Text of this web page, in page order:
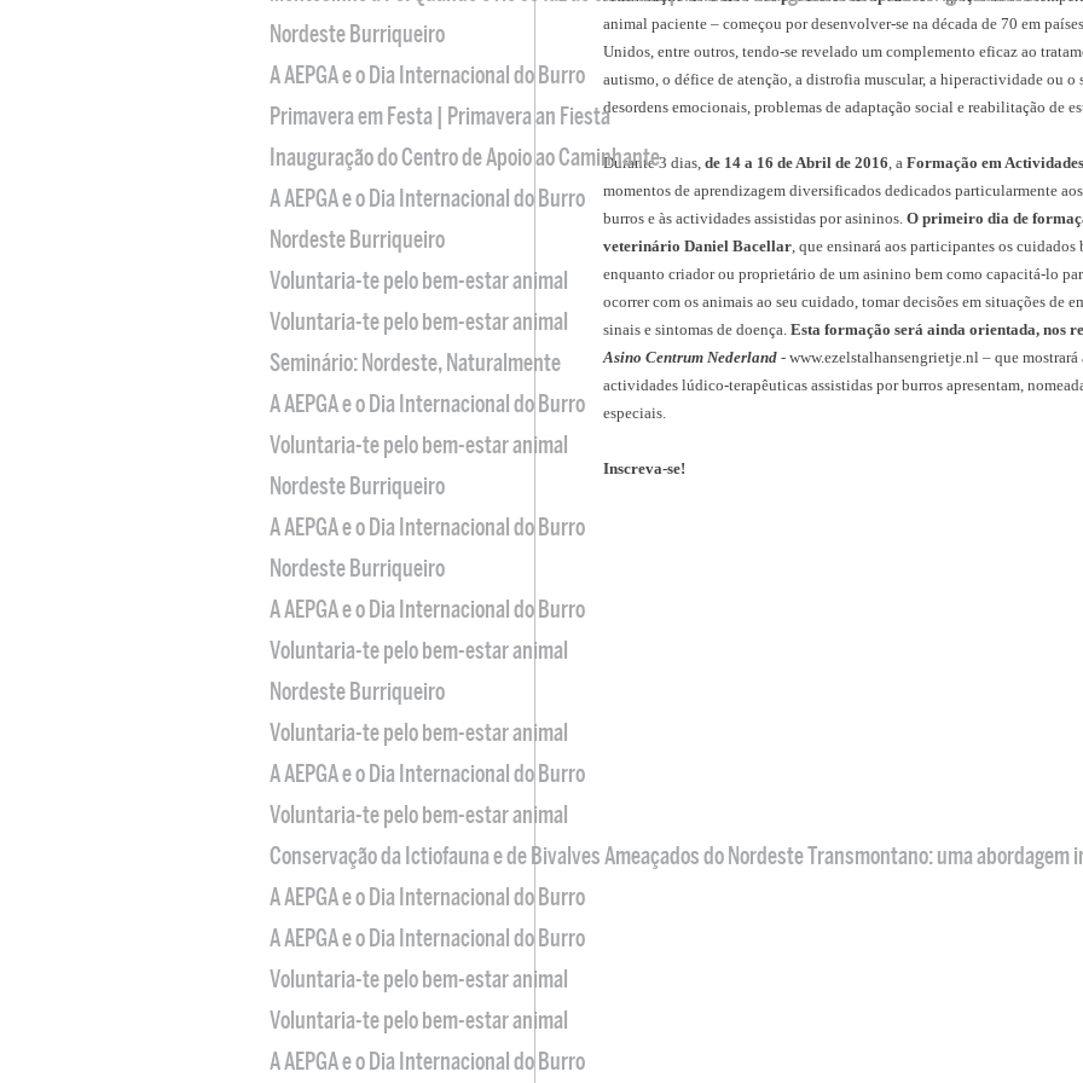
animal paciente – começou por desenvolver-se na década de 70 em
Unidos, entre outros, tendo-se revelado um complemento eficaz ao
autismo, o défice de atenção, a distrofia muscular, a hiperactividade ou o
desordens emocionais, problemas de adaptação social e reabilitação de
Durante 3 dias, de 14 a 16 de Abril de 2016, a Formação em
momentos de aprendizagem diversificados dedicados particularmente
burros e às actividades assistidas por asininos. O primeiro dia de
veterinário Daniel Bacellar, que ensinará aos participantes os
enquanto criador ou proprietário de um asinino bem como capacitá-lo
ocorrer com os animais ao seu cuidado, tomar decisões em situações de
sinais e sintomas de doença. Esta formação será ainda orientada, nos
Asino Centrum Nederland - www.ezelstalhansengrietje.nl – que
actividades lúdico-terapêuticas assistidas por burros apresentam,
especiais.
Inscreva-se!
Nordeste Burriqueiro
A AEPGA e o Dia Internacional do Burro
Primavera em Festa | Primavera an Fiesta
Inauguração do Centro de Apoio ao Caminhante
A AEPGA e o Dia Internacional do Burro
Nordeste Burriqueiro
Voluntaria-te pelo bem-estar animal
Voluntaria-te pelo bem-estar animal
Seminário: Nordeste, Naturalmente
A AEPGA e o Dia Internacional do Burro
Voluntaria-te pelo bem-estar animal
Nordeste Burriqueiro
A AEPGA e o Dia Internacional do Burro
Nordeste Burriqueiro
A AEPGA e o Dia Internacional do Burro
Voluntaria-te pelo bem-estar animal
Nordeste Burriqueiro
Voluntaria-te pelo bem-estar animal
A AEPGA e o Dia Internacional do Burro
Voluntaria-te pelo bem-estar animal
Conservação da Ictiofauna e de Bivalves Ameaçados do Nordeste Transmontano: uma abordagem
A AEPGA e o Dia Internacional do Burro
A AEPGA e o Dia Internacional do Burro
Voluntaria-te pelo bem-estar animal
Voluntaria-te pelo bem-estar animal
A AEPGA e o Dia Internacional do Burro